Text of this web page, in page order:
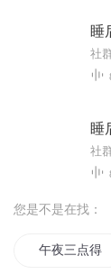
睡
睡
您是不是在找：
午夜三点得